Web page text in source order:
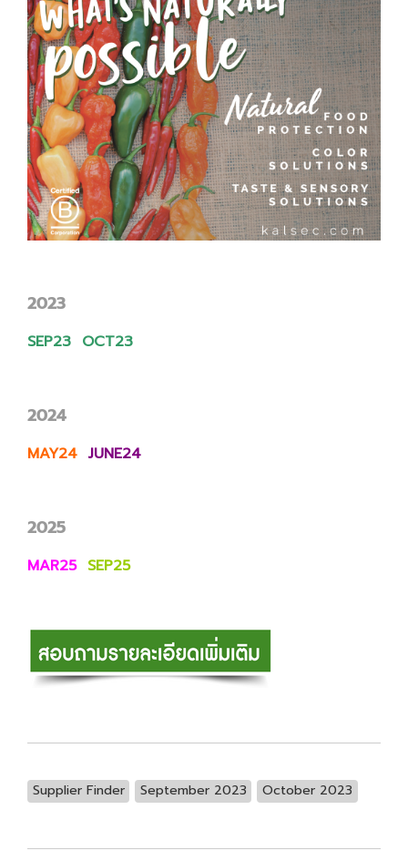
2023
SEP23 OCT23
2024
MAY24 JUNE24
2025
MAR25 SEP25
Supplier Finder September 2023 October 2023